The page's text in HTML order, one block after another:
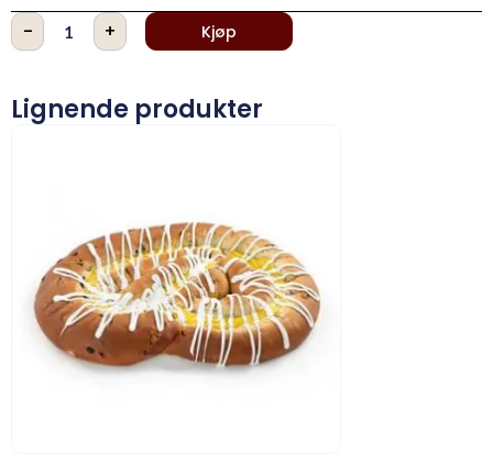
- Waleskringle
30
+ Kjøp
Lignende produkter